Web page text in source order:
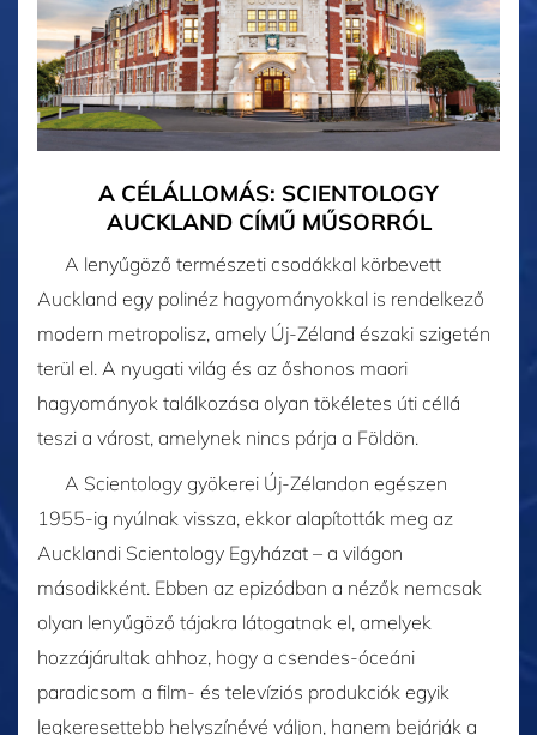
A CÉLÁLLOMÁS: SCIENTOLOGY
AUCKLAND CÍMŰ MŰSORRÓL
A lenyűgöző természeti csodákkal körbevett
Auckland egy polinéz hagyományokkal is rendelkező
modern metropolisz, amely Új-Zéland északi szigetén
terül el. A nyugati világ és az őshonos maori
hagyományok találkozása olyan tökéletes úti céllá
teszi a várost, amelynek nincs párja a Földön.
A Scientology gyökerei Új-Zélandon egészen
1955-ig nyúlnak vissza, ekkor alapították meg az
Aucklandi Scientology Egyházat – a világon
másodikként. Ebben az epizódban a nézők nemcsak
olyan lenyűgöző tájakra látogatnak el, amelyek
hozzájárultak ahhoz, hogy a csendes-óceáni
paradicsom a film- és televíziós produkciók egyik
legkeresettebb helyszínévé váljon, hanem bejárják a